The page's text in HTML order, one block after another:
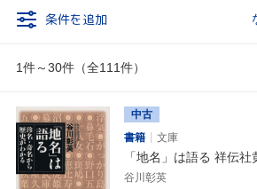
条件を追加
1件～30件（全111件）
中古
書籍
文庫
「地名」は語る 祥伝社
谷川彰英